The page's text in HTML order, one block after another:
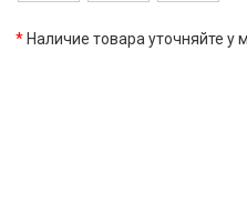
* Наличие товара уточняйте у